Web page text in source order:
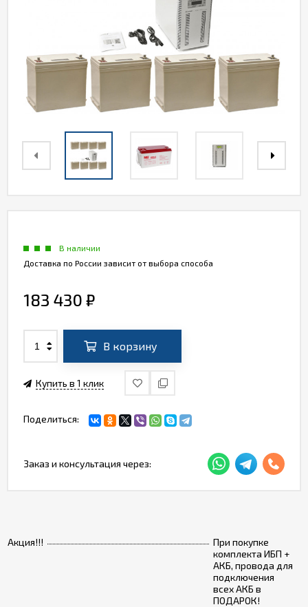
Акция!!!
При покупке
комплекта ИБП +
АКБ, провода для
подключения
всех АКБ в
ПОДАРОК!
В наличии
Доставка по России зависит от выбора способа
183 430 ₽
В корзину
Купить в 1 клик
Поделиться:
Заказ и консультация через: